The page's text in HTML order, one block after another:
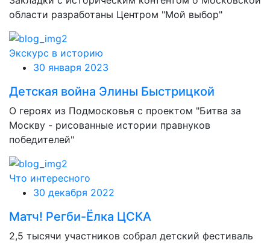
области разработаны Центром "Мой выбор"
Экскурс в историю
30 января 2023
Детская война Элины Быстрицкой
О героях из Подмосковья с проектом "Битва за
Москву - рисованные истории правнуков
победителей"
Что интересного
30 декабря 2022
Матч! Регби-Ёлка ЦСКА
2,5 тысячи участников собрал детский фестиваль